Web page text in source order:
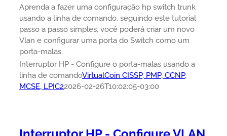
Aprenda a fazer uma configuração hp switch trunk
usando a linha de comando, seguindo este tutorial
passo a passo simples, você poderá criar um novo
Vlan e configurar uma porta do Switch como um
porta-malas.
Interruptor HP - Configure o porta-malas usando a
linha de comandoVirtualCoin CISSP, PMP, CCNP,
MCSE, LPIC22026-02-26T10:02:05-03:00